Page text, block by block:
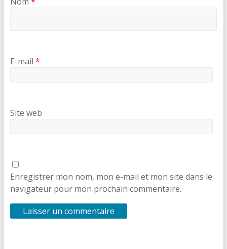
E-mail *
Site web
Enregistrer mon nom, mon e-mail et mon site dans le
navigateur pour mon prochain commentaire.